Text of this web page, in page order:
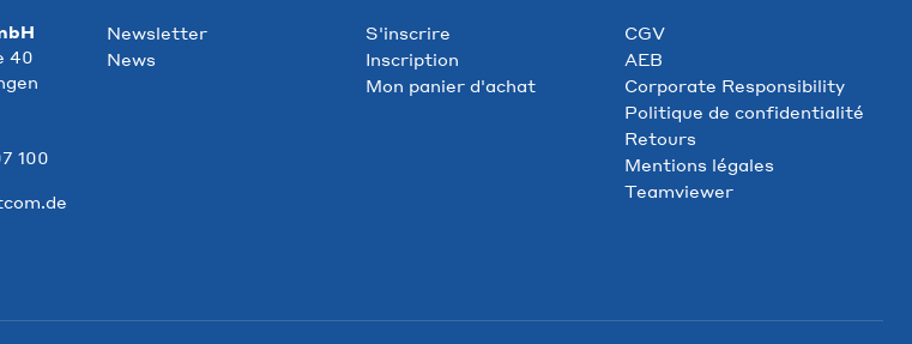
40
100
Newsletter
News
S'inscrire
Inscription
Mon panier d'achat
CGV
AEB
Corporate Responsibility
Politique de confidentialité
Retours
Mentions légales
Teamviewer